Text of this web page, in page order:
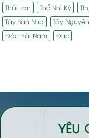
Thái Lan
Thổ Nhĩ Kỳ
Tây Ban Nha
Tây Nguyên
Đảo Hải Nam
Đức
YÊU